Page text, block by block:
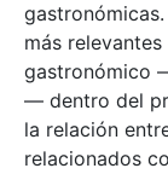
más
gastronómico
— dentro del
la relación
relacionados